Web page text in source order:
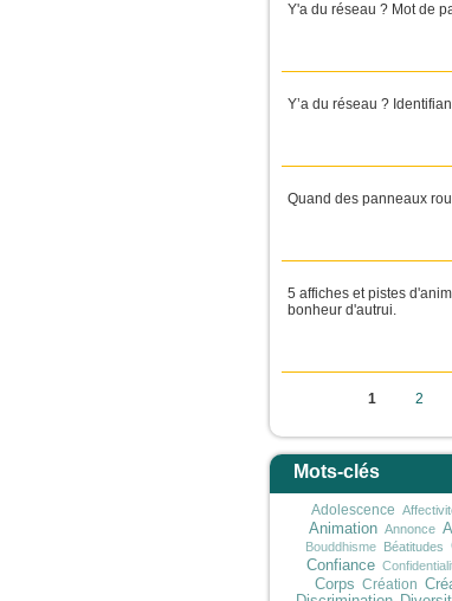
Y'a du réseau ? Mot de
Y’a du réseau ?
Quand des panneaux
5 affiches et pistes
bonheur d'autrui.
1 2
Mots-clés
Adolescence
Animation Annonce
Bouddhisme Béatitudes
Confiance
Corps Création